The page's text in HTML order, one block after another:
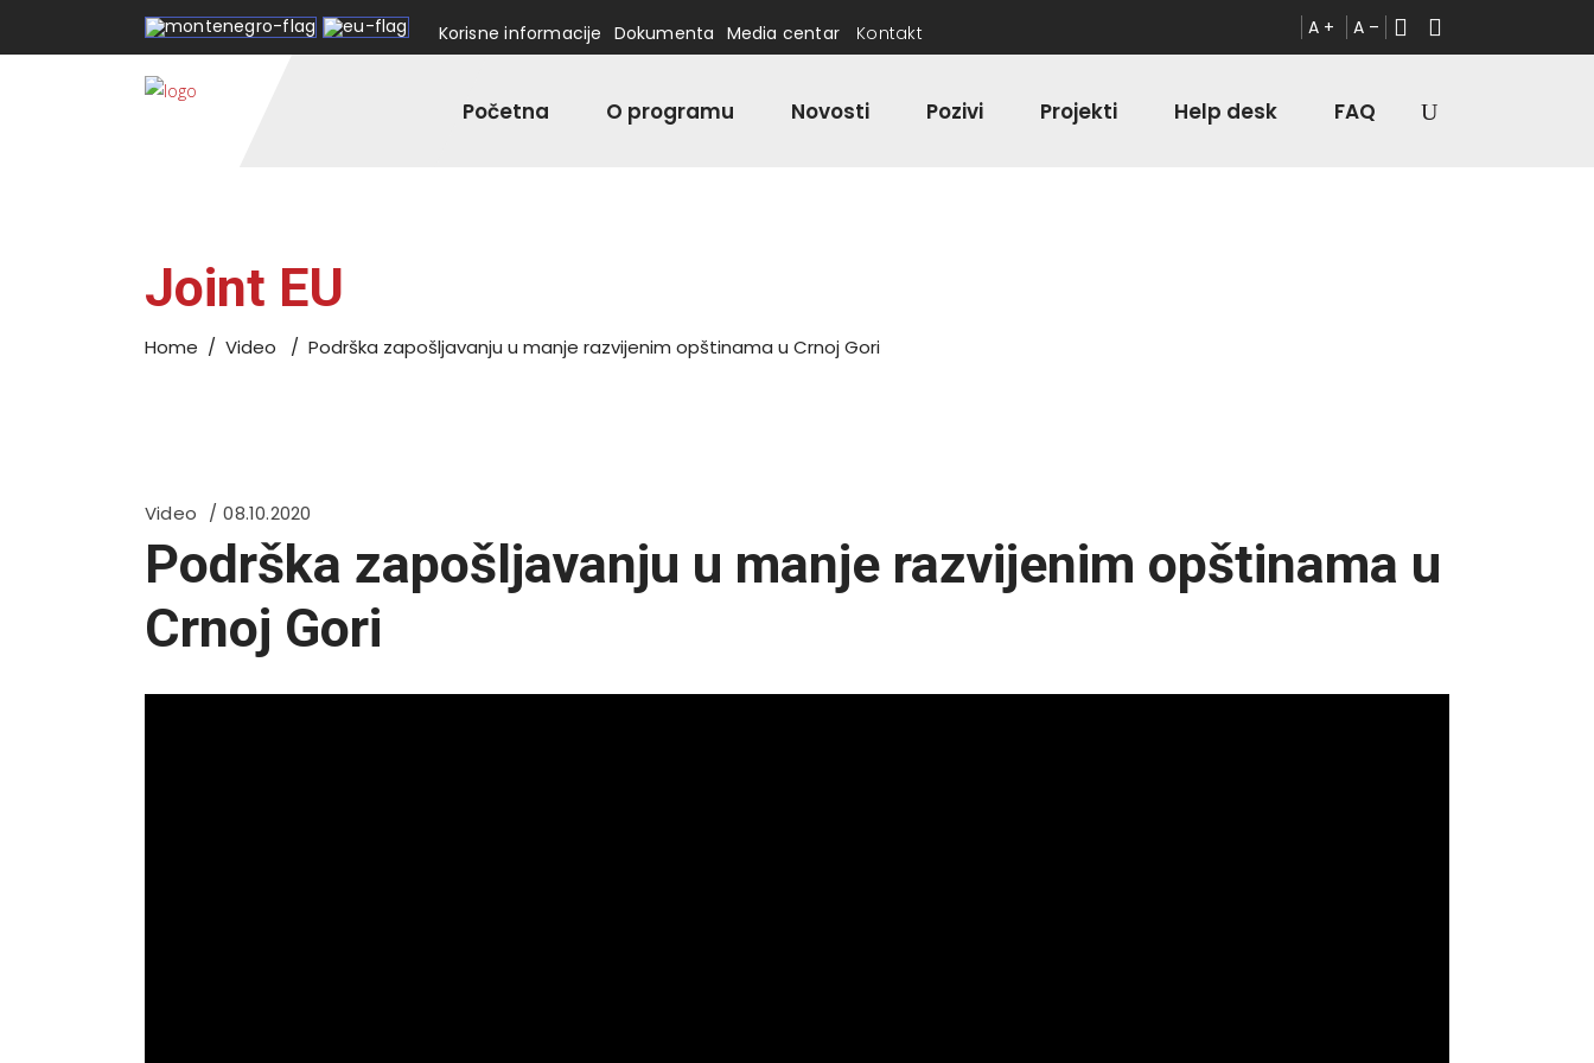
Korisne informacije Dokumenta Media centar Kontakt A + A –
Početna O programu Novosti Pozivi Projekti Help desk FAQ
Joint EU
Home / Video / Podrška zapošljavanju u manje razvijenim opštinama u Crnoj Gori
Video 08.10.2020
Podrška zapošljavanju u manje razvijenim opštinama u
Crnoj Gori